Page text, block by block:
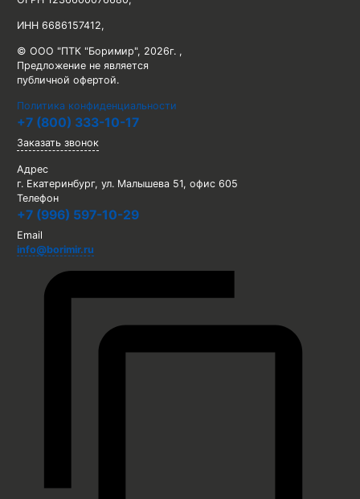
ИНН 6686157412,
© ООО "ПТК "Боримир", 2026г. ,
Предложение не является
публичной офертой.
Политика конфиденциальности
+7 (800) 333-10-17
Заказать звонок
Адрес
г. Екатеринбург, ул. Малышева 51, офис 605
Телефон
+7 (996) 597-10-29
Email
info@borimir.ru